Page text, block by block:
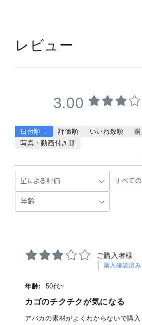
レビュー
3.00
日付順 ↓ 評価順 いいね数順
写真・動画付き順
ご購入者様
購入確認済み
年齢: 50代~
カゴのチクチクが気になる
アバカの素材がよくわからないで購